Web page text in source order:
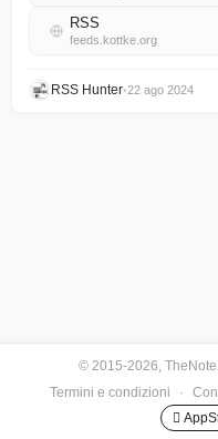
RSS
feeds.kottke.org
RSS Hunter•22 ago 2024
© 2015-2026,
Termini e condizioni
·
